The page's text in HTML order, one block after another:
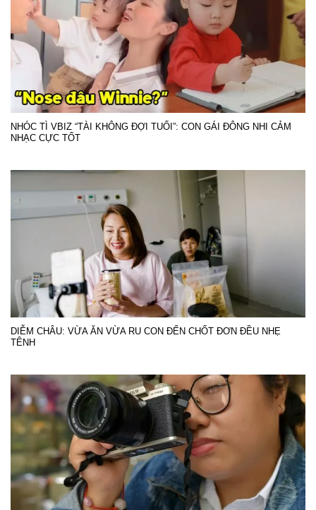
NHÓC TÌ VBIZ “TÀI KHÔNG ĐỢI TUỔI”: CON GÁI ĐÔNG NHI CẢM
NHẠC CỰC TỐT
DIỄM CHÂU: VỪA ĂN VỪA RU CON ĐẾN CHỐT ĐƠN ĐỀU NHẸ
TÊNH